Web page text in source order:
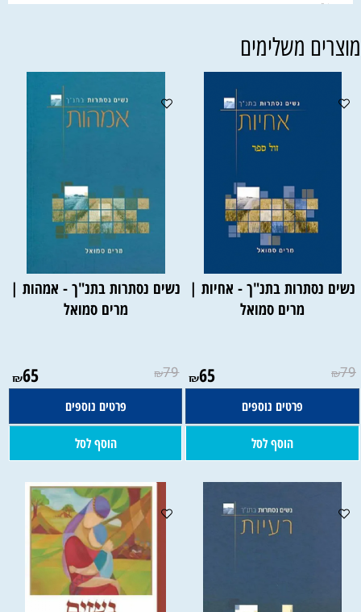
משלימים
נשים נסתרות בתנ"ך - אחיות |
מרים סמואל
₪79
₪65
פרטים נוספים
הוסף לסל
נשים נסתרות בתנ"ך - אמהות |
מרים סמואל
₪79
₪65
פרטים נוספים
הוסף לסל